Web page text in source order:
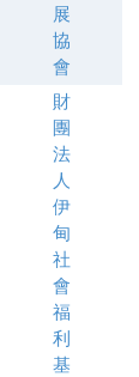
展
協
會
財
團
法
人
伊
甸
社
會
福
利
基